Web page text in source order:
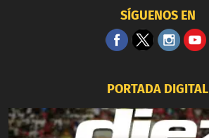
SÍGUENOS EN
PORTADA DIGITAL